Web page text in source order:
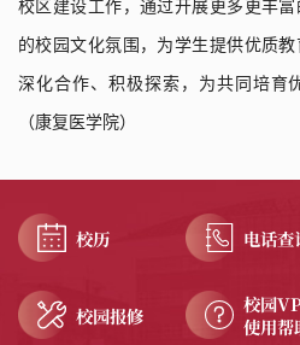
校区建设工作， 通过开展更多更丰
的校园文化氛围，为学生提供优质
深化合作、 积极探索， 为共同培育
（康复医学院）
校历 电话查
校园报修
校园
使用帮